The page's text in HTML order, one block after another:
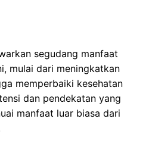
segudang manfaat
mulai dari meningkatkan
memperbaiki kesehatan
dan pendekatan yang
manfaat luar biasa dari